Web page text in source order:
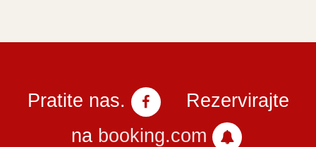
Pratite nas.
Rezervirajte
na booking.com